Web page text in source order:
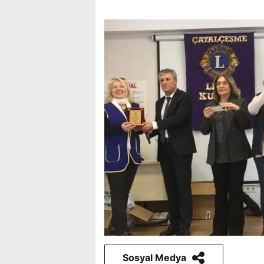
Sosyal Medya